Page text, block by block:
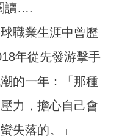
讀….
職業生涯中曾歷
年從先發游擊手
的一年：「那種
力，擔心自己會
失落的。」